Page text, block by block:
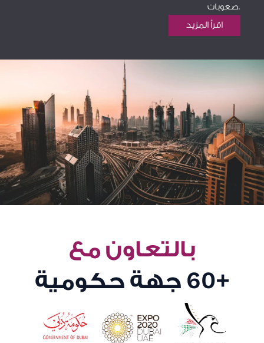
صعوبات.
اقرأ المزيد
بالتعاون مع
+60 جهة حكومية